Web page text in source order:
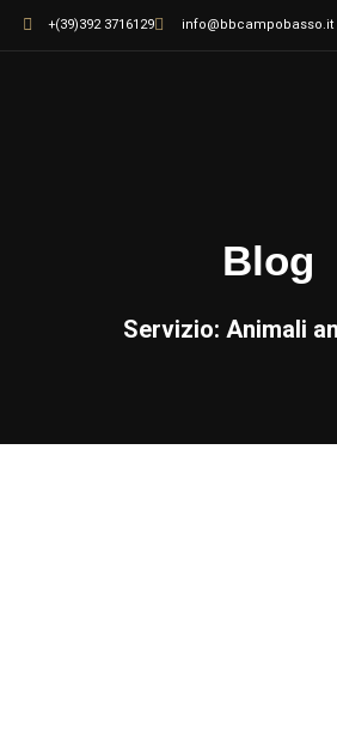
+(39)392 3716129 info@bbcampobasso.it
Blog
Servizio: Animali